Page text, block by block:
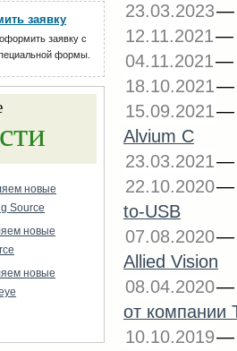
заявку
заявку с
формы.
новые
Source
новые
новые
23.03.2023
12.11.2021
04.11.2021
18.10.2021
15.09.2021
Alvium C
23.03.2021
22.10.2020
to-USB
07.08.2020
Allied Vision
08.04.2020
от компании
10.10.2019